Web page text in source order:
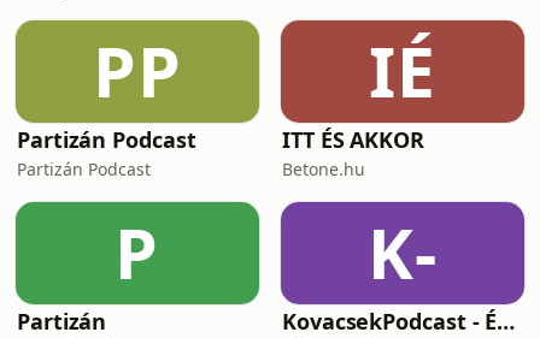
PP
Partizán Podcast
Partizán Podcast
IÉ
ITT ÉS AKKOR
Betone.hu
P
Partizán
K-
KovacsekPodcast - Értékes beszélgetések